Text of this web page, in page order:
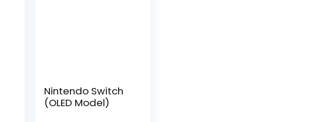
Nintendo Switch
(OLED Model)